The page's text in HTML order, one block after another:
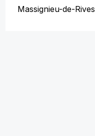
Massignieu-de-Rives